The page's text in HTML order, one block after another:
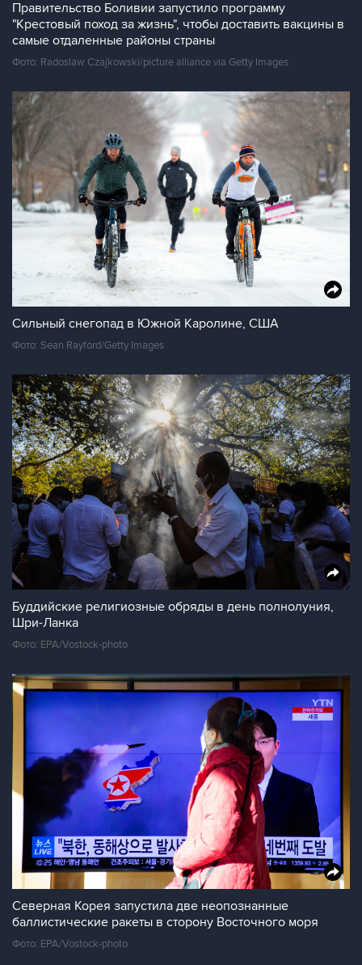
Правительство Боливии запустило программу
"Крестовый поход за жизнь", чтобы доставить вакцины в
самые отдаленные районы страны
Фото: Radoslaw Czajkowski/picture alliance via Getty Images
Сильный снегопад в Южной Каролине, США
Фото: Sean Rayford/Getty Images
Буддийские религиозные обряды в день полнолуния,
Шри-Ланка
Фото: EPA/Vostock-photo
Северная Корея запустила две неопознанные
баллистические ракеты в сторону Восточного моря
Фото: EPA/Vostock-photo